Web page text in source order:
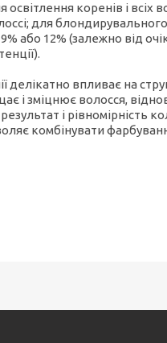
коренів і всіх
для
або 12% (залежно від
делікатно впливає на
і зміцнює волосся,
і рівномірність
комбінувати